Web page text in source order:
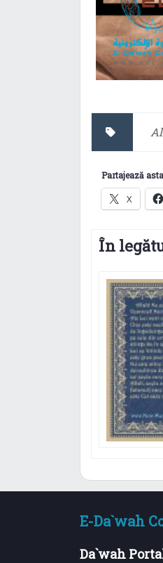
Partajează
X
În
E-Da`wah
Da`wah